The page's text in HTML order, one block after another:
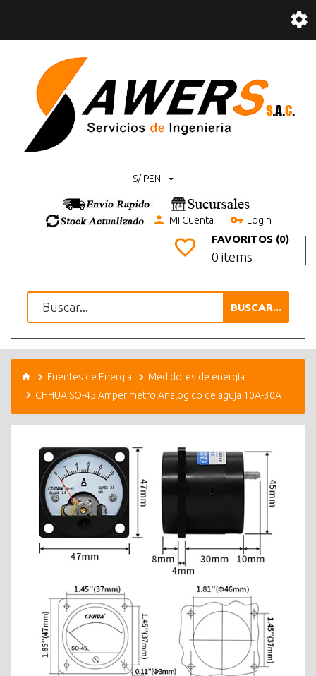
S/ PEN
Mi Cuenta Login
FAVORITOS (0)
0 items
BUSCAR...
Fuentes de Energia
Medidores de energia
CHHUA SO-45 Amperimetro Analogico de aguja 10A-30A